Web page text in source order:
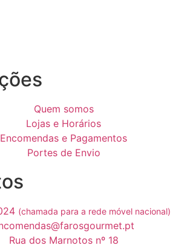
Quem somos
Lojas e Horários
Encomendas e Pagamentos
Portes de Envio
(chamada para a rede móvel nacional)
Rua dos Marnotos nº 18